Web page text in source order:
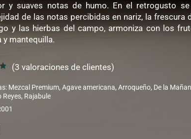
y suaves notas de humo. En el retrogusto
de las notas percibidas en nariz, la frescura
y las hierbas del campo, armoniza con los
y mantequilla.
(3 valoraciones de clientes)
Mezcal Premium, Agave americana, Arroqueño, De la
Reyes, Rajabule